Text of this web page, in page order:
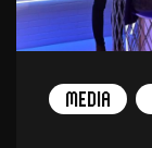
Media